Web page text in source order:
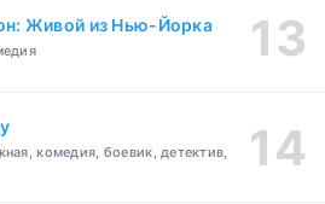
Живой из Нью-Йорка
комедия, боевик, детектив,